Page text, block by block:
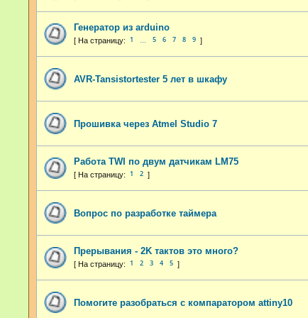
Генератор из arduino
1 5 6 7 8 9
AVR-Tansistortester 5 лет в шкафу
Прошивка через Atmel Studio 7
Работа TWI по двум датчикам LM75
1 2
Вопрос по разработке таймера
Прерывания - 2K тактов это много?
1 2 3 4 5
Помогите разобраться с компаратором attiny10